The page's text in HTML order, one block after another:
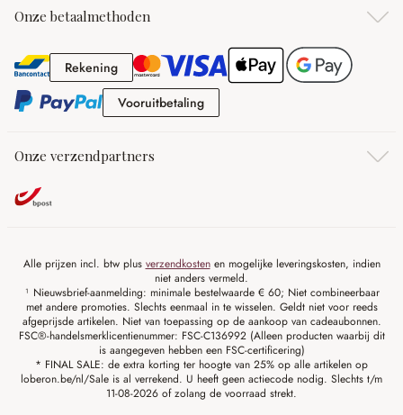
Onze betaalmethoden
RekeningRekening
VooruitbetalingVooruitbetaling
Onze verzendpartners
Alle prijzen incl. btw plus verzendkostenen mogelijke leveringskosten, indien
niet anders vermeld.
¹ Nieuwsbrief-aanmelding: minimale bestelwaarde € 60; Niet combineerbaar
met andere promoties. Slechts eenmaal in te wisselen. Geldt niet voor reeds
afgeprijsde artikelen. Niet van toepassing op de aankoop van cadeaubonnen.
FSC®-handelsmerklicentienummer: FSC-C136992 (Alleen producten waarbij dit
is aangegeven hebben een FSC-certificering)
* FINAL SALE: de extra korting ter hoogte van 25% op alle artikelen op
loberon.be/nl/Sale is al verrekend. U heeft geen actiecode nodig. Slechts t/m
11-08-2026 of zolang de voorraad strekt.